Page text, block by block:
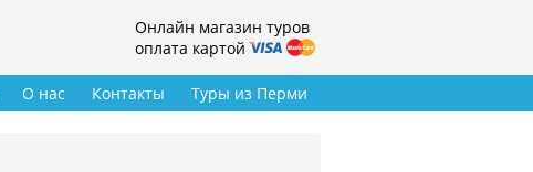
Онлайн магазин туров
оплата картой
Туры из Перми
О нас Контакты